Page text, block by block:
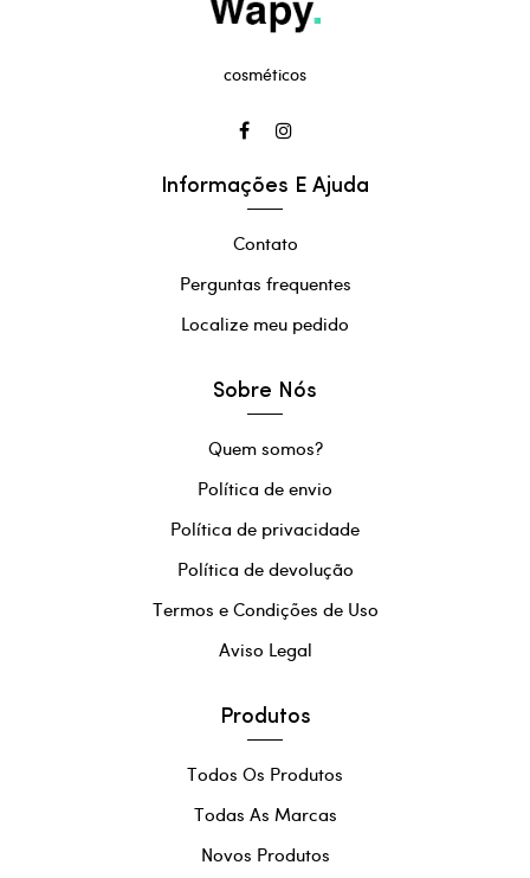
cosméticos
Informações E Ajuda
Contato
Perguntas frequentes
Localize meu pedido
Sobre Nós
Quem somos?
Política de envio
Política de privacidade
Política de devolução
Termos e Condições de Uso
Aviso Legal
Produtos
Todos Os Produtos
Todas As Marcas
Novos Produtos